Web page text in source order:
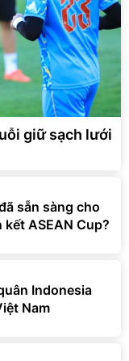
giữ sạch lưới
sẵn sàng cho
ASEAN Cup?
Indonesia
Nam